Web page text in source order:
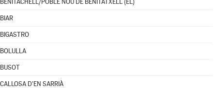
BENITACHELL/POBLE NOU DE BENITATXELL (EL)
BIAR
BIGASTRO
BOLULLA
BUSOT
CALLOSA D'EN SARRIÀ